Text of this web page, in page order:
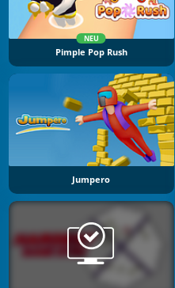
NEU
Pimple Pop Rush
Jumpero